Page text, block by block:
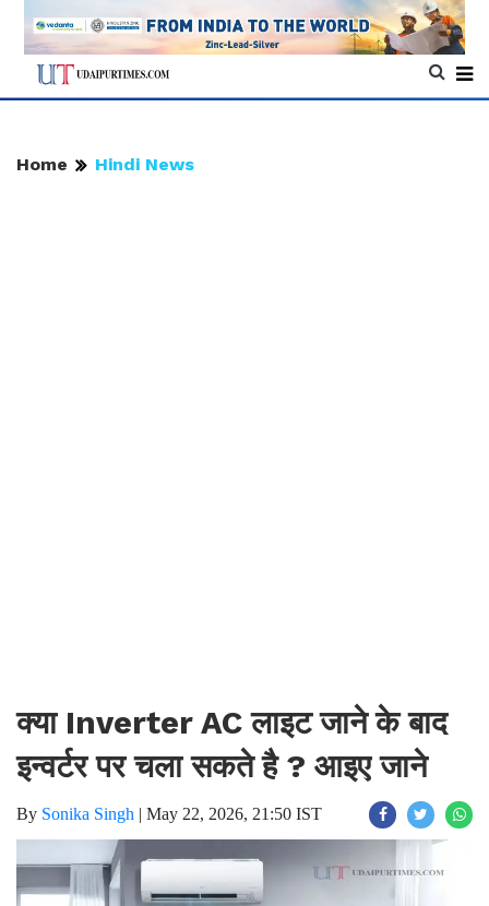
Home Hindi News
क्या Inverter AC लाइट जाने के बाद
इन्वर्टर पर चला सकते है ? आइए जाने
By Sonika Singh | May 22, 2026, 21:50 IST